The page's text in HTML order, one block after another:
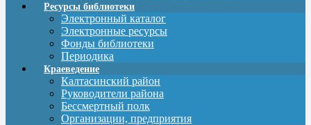
Ресурсы библиотеки
Электронный каталог
Электронные ресурсы
Фонды библиотеки
Периодика
Краеведение
Калтасинский район
Руководители района
Бессмертный полк
Организации, предприятия